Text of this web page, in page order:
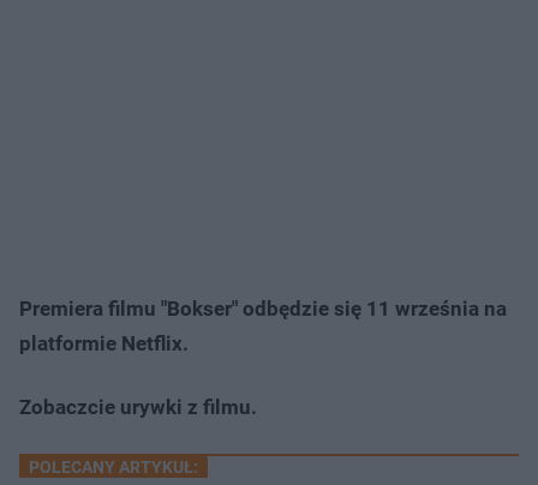
Premiera filmu "Bokser" odbędzie się 11 września na
platformie Netflix.
Zobaczcie urywki z filmu.
POLECANY ARTYKUŁ: